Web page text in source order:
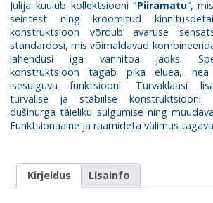
Julija kuulub kollektsiooni “Piiramatu“,
seintest ning kroomitud
konstruktsioon võrdub avaruse
standardosi, mis võimaldavad
lahendusi iga vannitoa jaoks.
konstruktsioon tagab pika eluea, hea
isesulguva funktsiooni. Turvaklaasi
turvalise ja stabiilse konstruktsiooni.
dušinurga täieliku sulgumise ning
Funktsionaalne ja raamideta välimus
Kirjeldus Lisainfo